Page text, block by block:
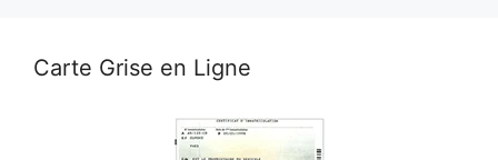
Carte Grise en Ligne